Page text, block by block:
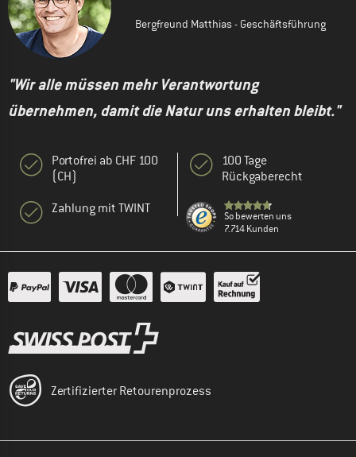
Bergfreund Matthias - Geschäftsführung
"Wir alle müssen mehr Verantwortung
übernehmen, damit die Natur uns erhalten bleibt."
Portofrei ab CHF 100
(CH)
Zahlung mit TWINT
100 Tage
Rückgaberecht
So bewerten uns
7.714 Kunden
Zertifizierter Retourenprozess